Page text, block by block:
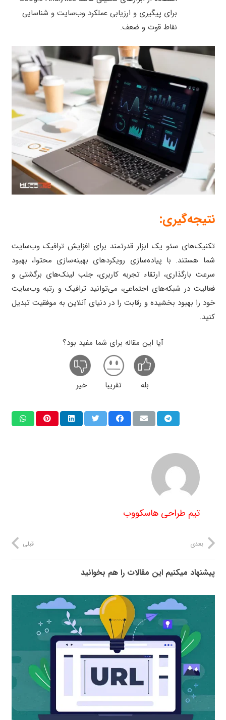
برای پیگیری و ارزیابی عملکرد وب‌سایت و شناسایی
نقاط قوت و ضعف.
نتیجه‌گیری:
تکنیک‌های سئو یک ابزار قدرتمند برای افزایش ترافیک وب‌سایت
شما هستند. با پیاده‌سازی رویکردهای بهینه‌سازی محتوا، بهبود
سرعت بارگذاری، ارتقاء تجربه کاربری، جلب لینک‌های برگشتی و
فعالیت در شبکه‌های اجتماعی، می‌توانید ترافیک و رتبه وب‌سایت
خود را بهبود بخشیده و رقابت را در دنیای آنلاین به موفقیت تبدیل
کنید.
آیا این مقاله برای شما مفید بود؟
بله تقریبا خیر
تیم طراحی هاسکووب
قبلی بعدی
پیشنهاد میکنیم این مقالات را هم بخوانید